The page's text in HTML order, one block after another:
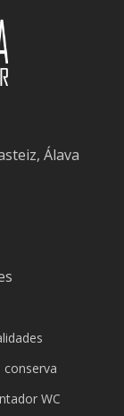
Álava
conserva
WC